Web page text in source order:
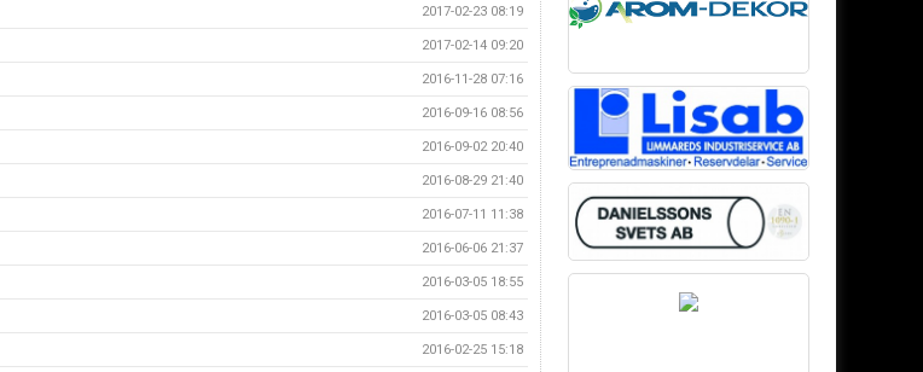
2017-02-23 08:19
2017-02-14 09:20
2016-11-28 07:16
2016-09-16 08:56
2016-09-02 20:40
2016-08-29 21:40
2016-07-11 11:38
2016-06-06 21:37
2016-03-05 18:55
2016-03-05 08:43
2016-02-25 15:18